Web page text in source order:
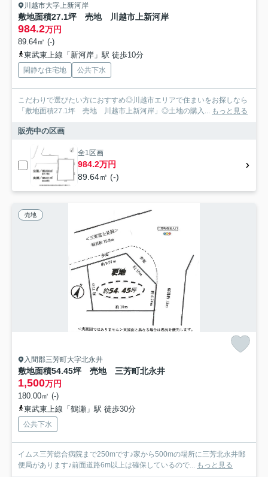
川越市大字上新河岸
敷地面積27.1坪 売地 川越市上新河岸
984.2万円
89.64㎡ (-)
東武東上線「新河岸」駅 徒歩10分
閑静な住宅地 公共下水
こだわりで選びたい方におすすめ◎川越市エリアで住まいをお探しなら
「敷地面積27.1坪 売地 川越市上新河岸」◎土地の購入... もっと見る
販売中の区画
全1区画
984.2万円
89.64㎡ (-)
売地
入間郡三芳町大字北永井
敷地面積54.45坪 売地 三芳町北永井
1,500万円
180.00㎡ (-)
東武東上線「鶴瀬」駅 徒歩30分
公共下水
イムス三芳総合病院まで250mです♪家から500mの場所に三芳北永井郵
便局があります♪前面道路6m以上は確保しているので... もっと見る